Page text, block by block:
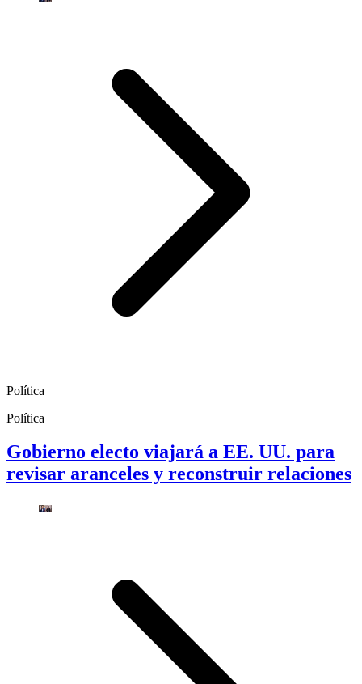
Política
Política
Gobierno electo viajará a EE. UU. para
revisar aranceles y reconstruir relaciones